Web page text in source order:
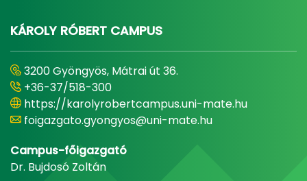
KÁROLY RÓBERT CAMPUS
3200 Gyöngyös, Mátrai út 36.
+36-37/518-300
https://karolyrobertcampus.uni-mate.hu
foigazgato.gyongyos@uni-mate.hu
Campus-főigazgató
Dr. Bujdosó Zoltán